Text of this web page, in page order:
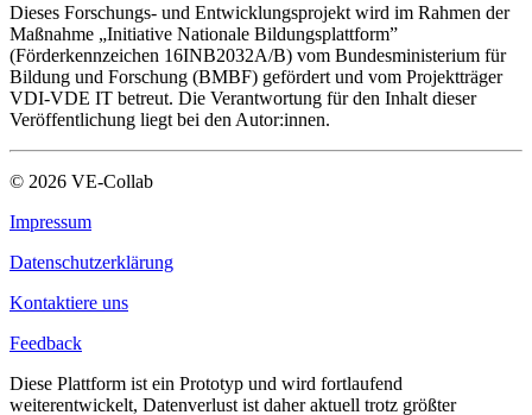
Dieses Forschungs- und Entwicklungsprojekt wird im Rahmen der
Maßnahme „Initiative Nationale Bildungsplattform”
(Förderkennzeichen 16INB2032A/B) vom Bundesministerium für
Bildung und Forschung (BMBF) gefördert und vom Projektträger
VDI-VDE IT betreut. Die Verantwortung für den Inhalt dieser
Veröffentlichung liegt bei den Autor:innen.
© 2026 VE-Collab
Impressum
Datenschutzerklärung
Kontaktiere uns
Feedback
Diese Plattform ist ein Prototyp und wird fortlaufend
weiterentwickelt, Datenverlust ist daher aktuell trotz größter